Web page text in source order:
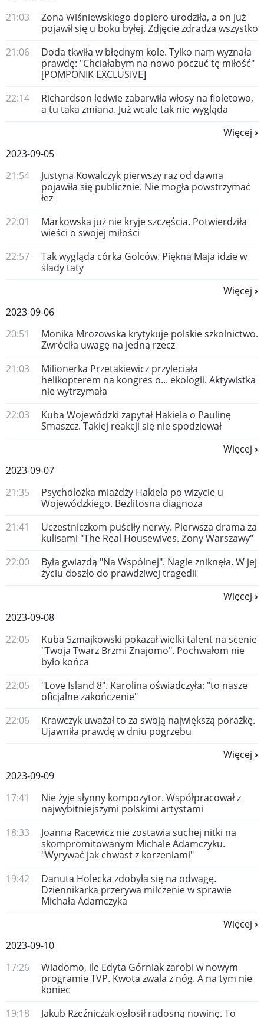
21:03
Żona Wiśniewskiego dopiero urodziła, a on już
pojawił się u boku byłej. Zdjęcie zdradza wszystko
21:06
Doda tkwiła w błędnym kole. Tylko nam wyznała
prawdę: "Chciałabym na nowo poczuć tę miłość"
[POMPONIK EXCLUSIVE]
22:14
Richardson ledwie zabarwiła włosy na fioletowo,
a tu taka zmiana. Już wcale tak nie wygląda
Więcej
2023-09-05
21:54
Justyna Kowalczyk pierwszy raz od dawna
pojawiła się publicznie. Nie mogła powstrzymać
łez
22:01
Markowska już nie kryje szczęścia. Potwierdziła
wieści o swojej miłości
22:57
Tak wygląda córka Golców. Piękna Maja idzie w
ślady taty
Więcej
2023-09-06
20:51
Monika Mrozowska krytykuje polskie szkolnictwo.
Zwróciła uwagę na jedną rzecz
21:03
Milionerka Przetakiewicz przyleciała
helikopterem na kongres o... ekologii. Aktywistka
nie wytrzymała
22:03
Kuba Wojewódzki zapytał Hakiela o Paulinę
Smaszcz. Takiej reakcji się nie spodziewał
Więcej
2023-09-07
21:35
Psycholożka miażdży Hakiela po wizycie u
Wojewódzkiego. Bezlitosna diagnoza
21:41
Uczestniczkom puściły nerwy. Pierwsza drama za
kulisami "The Real Housewives. Żony Warszawy"
22:00
Była gwiazdą "Na Wspólnej". Nagle zniknęła. W jej
życiu doszło do prawdziwej tragedii
Więcej
2023-09-08
22:05
Kuba Szmajkowski pokazał wielki talent na scenie
"Twoja Twarz Brzmi Znajomo". Pochwałom nie
było końca
22:05
"Love Island 8". Karolina oświadczyła: "to nasze
oficjalne zakończenie"
22:06
Krawczyk uważał to za swoją największą porażkę.
Ujawniła prawdę w dniu pogrzebu
Więcej
2023-09-09
17:41
Nie żyje słynny kompozytor. Współpracował z
najwybitniejszymi polskimi artystami
18:33
Joanna Racewicz nie zostawia suchej nitki na
skompromitowanym Michale Adamczyku.
"Wyrywać jak chwast z korzeniami"
19:42
Danuta Holecka zdobyła się na odwagę.
Dziennikarka przerywa milczenie w sprawie
Michała Adamczyka
Więcej
2023-09-10
17:26
Wiadomo, ile Edyta Górniak zarobi w nowym
programie TVP. Kwota zwala z nóg. A na tym nie
koniec
19:18
Jakub Rzeźniczak ogłosił radosną nowinę. To